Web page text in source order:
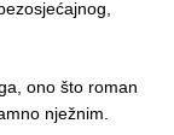
ono što roman
nježnim.